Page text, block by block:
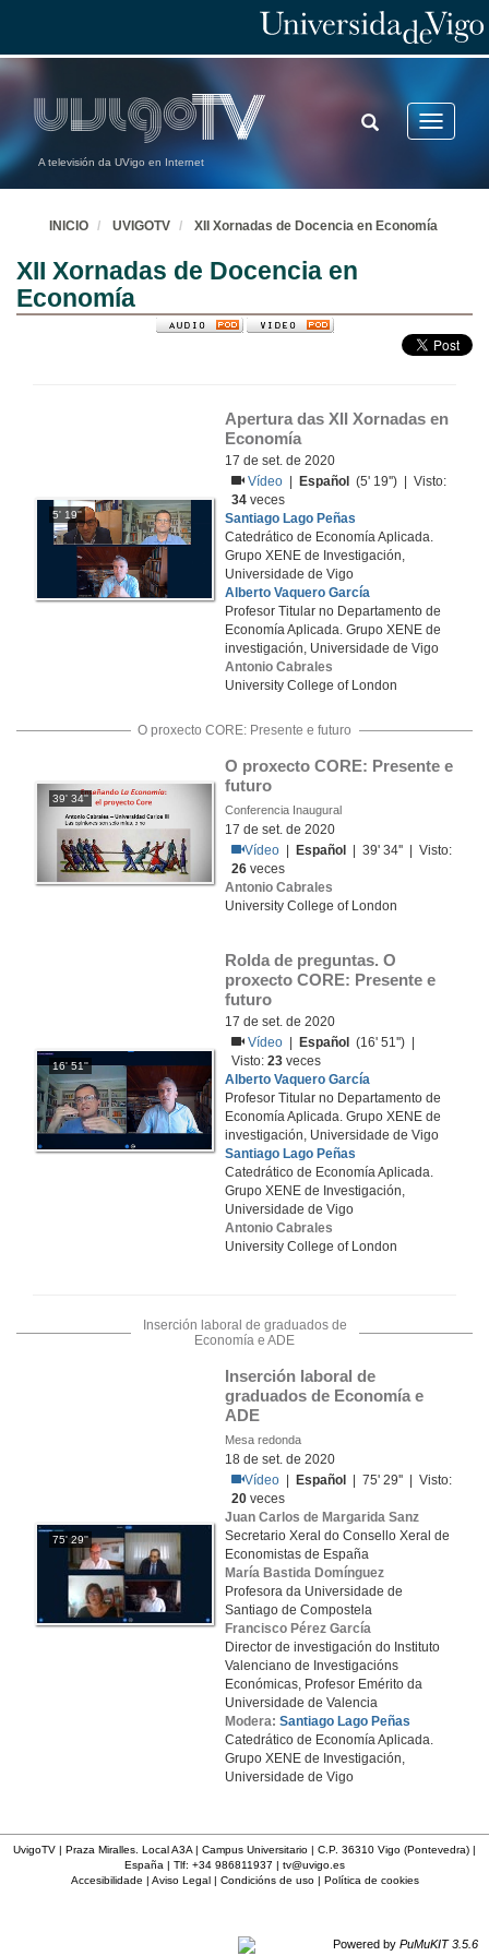
A televisión da UVigo en Internet
Toggle
TOGGLE
SEARCH
INICIO UVIGOTV XII Xornadas de Docencia en Economía
XII Xornadas de Docencia en
Economía
5' 19''
Apertura das XII Xornadas en
Economía
17 de set. de 2020
Vídeo
Español
(5' 19'') | Visto:
34 veces
Santiago Lago Peñas
Catedrático de Economía Aplicada.
Grupo XENE de Investigación,
Universidade de Vigo
Alberto Vaquero García
Profesor Titular no Departamento de
Economía Aplicada. Grupo XENE de
investigación, Universidade de Vigo
Antonio Cabrales
University College of London
O proxecto CORE: Presente e futuro
39' 34''
O proxecto CORE: Presente e
futuro
Conferencia Inaugural
17 de set. de 2020
Vídeo
Español
| 39' 34'' | Visto:
26 veces
Antonio Cabrales
University College of London
16' 51''
Rolda de preguntas. O
proxecto CORE: Presente e
futuro
17 de set. de 2020
Vídeo
Español
(16' 51'') |
Visto:23 veces
Alberto Vaquero García
Profesor Titular no Departamento de
Economía Aplicada. Grupo XENE de
investigación, Universidade de Vigo
Santiago Lago Peñas
Catedrático de Economía Aplicada.
Grupo XENE de Investigación,
Universidade de Vigo
Antonio Cabrales
University College of London
Inserción laboral de graduados de
Economía e ADE
75' 29''
Inserción laboral de
graduados de Economía e
ADE
Mesa redonda
18 de set. de 2020
Vídeo
Español
| 75' 29'' | Visto:
20 veces
Juan Carlos de Margarida Sanz
Secretario Xeral do Consello Xeral de
Economistas de España
María Bastida Domínguez
Profesora da Universidade de
Santiago de Compostela
Francisco Pérez García
Director de investigación do Instituto
Valenciano de Investigacións
Económicas, Profesor Emérito da
Universidade de Valencia
Modera: Santiago Lago Peñas
Catedrático de Economía Aplicada.
Grupo XENE de Investigación,
Universidade de Vigo
UvigoTV | Praza Miralles. Local A3A | Campus Universitario | C.P. 36310 Vigo (Pontevedra) |
España | Tlf: +34 986811937 | tv@uvigo.es
Accesibilidade | Aviso Legal| Condicións de uso| Política de cookies
Powered by PuMuKIT 3.5.6